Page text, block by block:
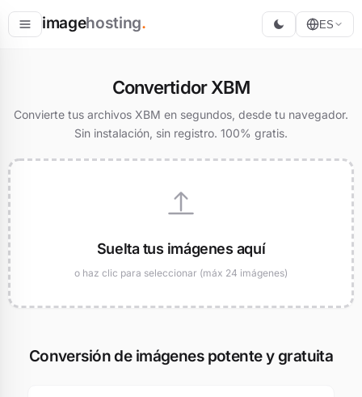
imagehosting.
Redimensionar
ES
Convertidor XBM
Convierte tus archivos XBM en segundos, desde tu navegador.
Sin instalación, sin registro. 100% gratis.
Suelta tus imágenes aquí
o haz clic para seleccionar (máx 24 imágenes)
Conversión de imágenes potente y gratuita